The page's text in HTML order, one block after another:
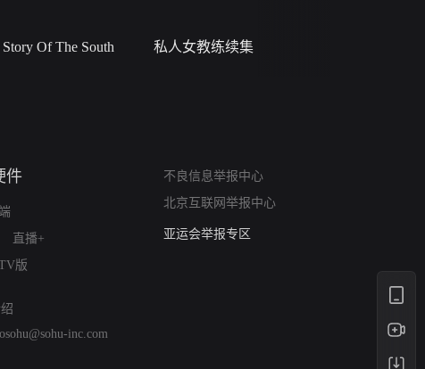
Of The South
私人女教练续集
件
直播+
版
不良信息举报中心
北京互联网举报中心
算法推荐专项举报
亚运会举报专区
inc.com